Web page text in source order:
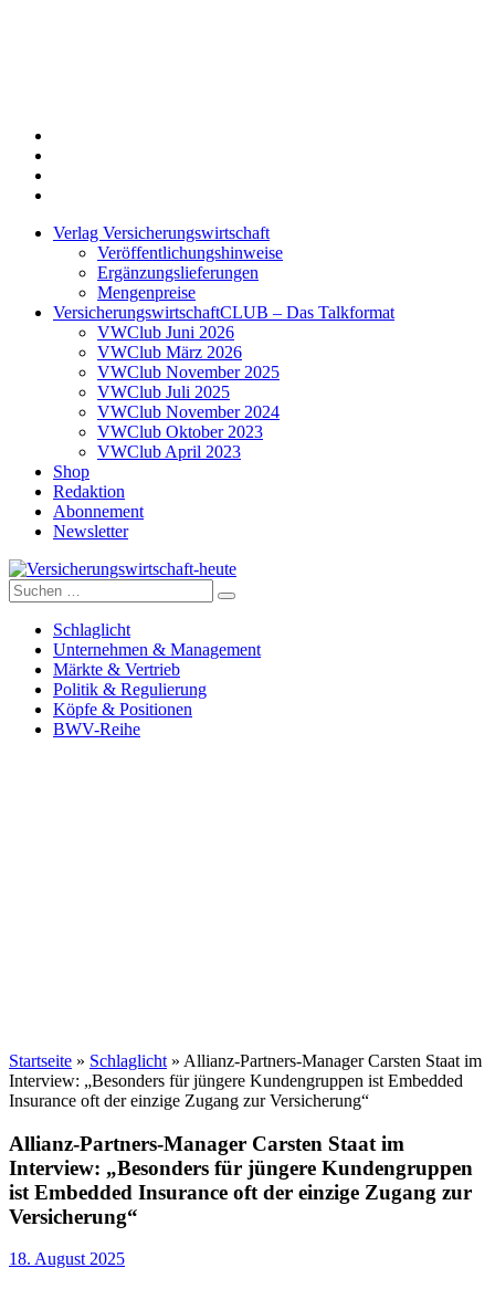
Verlag Versicherungswirtschaft
Veröffentlichungshinweise
Ergänzungslieferungen
Mengenpreise
VersicherungswirtschaftCLUB – Das Talkformat
VWClub Juni 2026
VWClub März 2026
VWClub November 2025
VWClub Juli 2025
VWClub November 2024
VWClub Oktober 2023
VWClub April 2023
Shop
Redaktion
Abonnement
Newsletter
Versicherungswirtschaft-heute
Suche
nach:
Schlaglicht
Unternehmen & Management
Märkte & Vertrieb
Politik & Regulierung
Köpfe & Positionen
BWV-Reihe
Startseite » Schlaglicht » Allianz-Partners-Manager Carsten Staat im
Interview: „Besonders für jüngere Kundengruppen ist Embedded
Insurance oft der einzige Zugang zur Versicherung“
Allianz-Partners-Manager Carsten Staat im
Interview: „Besonders für jüngere Kundengruppen
ist Embedded Insurance oft der einzige Zugang zur
Versicherung“
18. August 2025